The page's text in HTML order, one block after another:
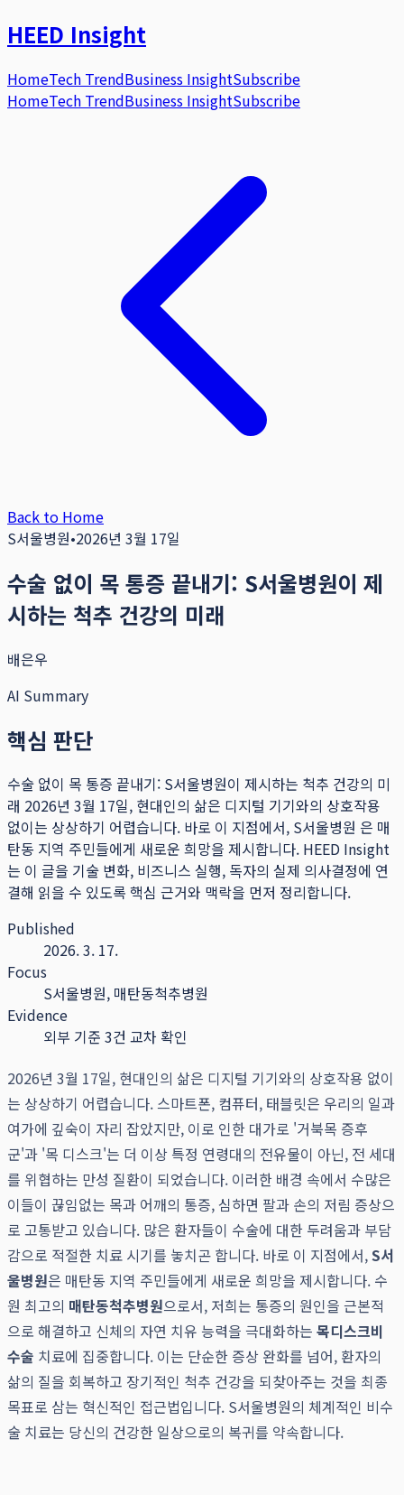
HEED Insight
HomeTech TrendBusiness InsightSubscribe
HomeTech TrendBusiness InsightSubscribe
Back to Home
S서울병원•2026년 3월 17일
수술 없이 목 통증 끝내기: S서울병원이 제
시하는 척추 건강의 미래
배은우
AI Summary
핵심 판단
수술 없이 목 통증 끝내기: S서울병원이 제시하는 척추 건강의 미
래 2026년 3월 17일, 현대인의 삶은 디지털 기기와의 상호작용
없이는 상상하기 어렵습니다. 바로 이 지점에서, S서울병원 은 매
탄동 지역 주민들에게 새로운 희망을 제시합니다. HEED Insight
는 이 글을 기술 변화, 비즈니스 실행, 독자의 실제 의사결정에 연
결해 읽을 수 있도록 핵심 근거와 맥락을 먼저 정리합니다.
Published
2026. 3. 17.
Focus
S서울병원, 매탄동척추병원
Evidence
외부 기준 3건 교차 확인
2026년 3월 17일, 현대인의 삶은 디지털 기기와의 상호작용 없이
는 상상하기 어렵습니다. 스마트폰, 컴퓨터, 태블릿은 우리의 일과
여가에 깊숙이 자리 잡았지만, 이로 인한 대가로 '거북목 증후
군'과 '목 디스크'는 더 이상 특정 연령대의 전유물이 아닌, 전 세대
를 위협하는 만성 질환이 되었습니다. 이러한 배경 속에서 수많은
이들이 끊임없는 목과 어깨의 통증, 심하면 팔과 손의 저림 증상으
로 고통받고 있습니다. 많은 환자들이 수술에 대한 두려움과 부담
감으로 적절한 치료 시기를 놓치곤 합니다. 바로 이 지점에서,S서
울병원은 매탄동 지역 주민들에게 새로운 희망을 제시합니다. 수
원 최고의 매탄동척추병원으로서, 저희는 통증의 원인을 근본적
으로 해결하고 신체의 자연 치유 능력을 극대화하는 목디스크비
수술 치료에 집중합니다. 이는 단순한 증상 완화를 넘어, 환자의
삶의 질을 회복하고 장기적인 척추 건강을 되찾아주는 것을 최종
목표로 삼는 혁신적인 접근법입니다. S서울병원의 체계적인 비수
술 치료는 당신의 건강한 일상으로의 복귀를 약속합니다.